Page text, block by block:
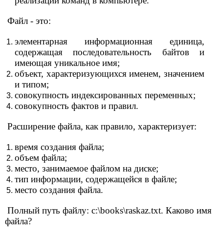
Файл - это:
элементарная информационная единица,
содержащая последовательность байтов и
имеющая уникальное имя;
объект, характеризующихся именем, значением
и типом;
совокупность индексированных переменных;
совокупность фактов и правил.
Расширение файла, как правило, характеризует:
время создания файла;
объем файла;
место, занимаемое файлом на диске;
тип информации, содержащейся в файле;
место создания файла.
Полный путь файлу: c:\books\raskaz.txt. Каково имя
файла?